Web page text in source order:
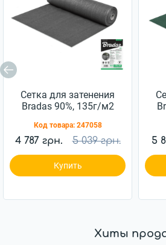
Сетка для затенения
Bradas 90%, 135г/м2
CO13520050GY)
Код товара: 247058
4 787 грн. 5 039 грн.
Купить
5
Хиты